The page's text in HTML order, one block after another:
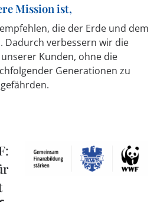
Mission ist,
die der Erde und dem
Dadurch verbessern wir die
Kunden, ohne die
Generationen zu
gefährden.